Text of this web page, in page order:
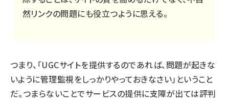
然リンクの問題にも役立つように思える。
つまり、「UGCサイトを提供するのであれば、問題が起きな
いように管理監視をしっかりやっておきなさい」ということ
だ。つまらないことでサービスの提供に支障が出ては評判